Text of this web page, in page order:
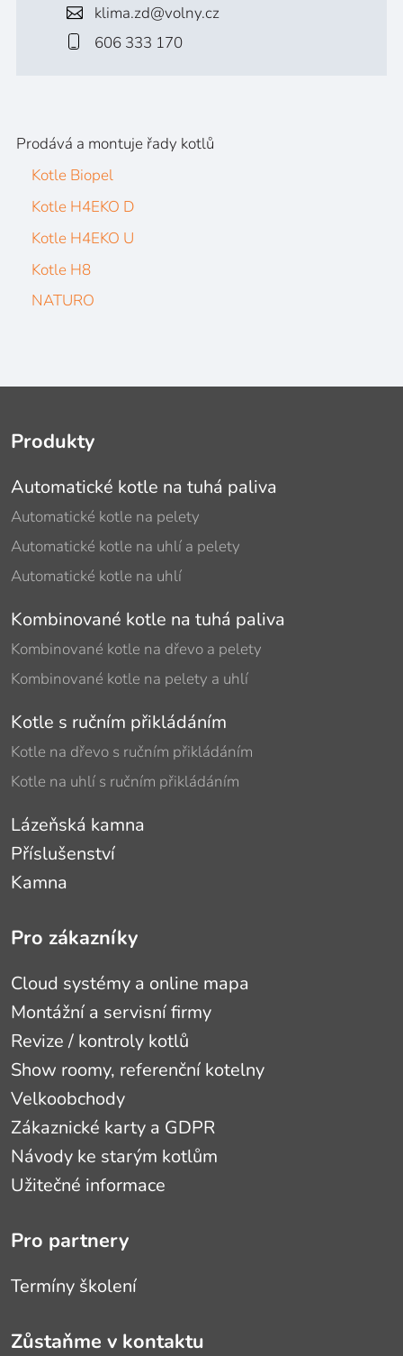
klima.zd@volny.cz
606 333 170
Prodává a montuje řady kotlů
Kotle Biopel
Kotle H4EKO D
Kotle H4EKO U
Kotle H8
NATURO
Produkty
Automatické kotle na tuhá paliva
Automatické kotle na pelety
Automatické kotle na uhlí a pelety
Automatické kotle na uhlí
Kombinované kotle na tuhá paliva
Kombinované kotle na dřevo a pelety
Kombinované kotle na pelety a uhlí
Kotle s ručním přikládáním
Kotle na dřevo s ručním přikládáním
Kotle na uhlí s ručním přikládáním
Lázeňská kamna
Příslušenství
Kamna
Pro zákazníky
Cloud systémy a online mapa
Montážní a servisní firmy
Revize / kontroly kotlů
Show roomy, referenční kotelny
Velkoobchody
Zákaznické karty a GDPR
Návody ke starým kotlům
Užitečné informace
Pro partnery
Termíny školení
Zůstaňme v kontaktu